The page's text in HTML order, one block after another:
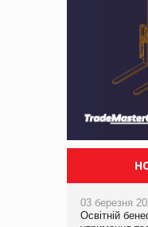
03 березня
Освітній